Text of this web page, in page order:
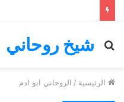
شيخ روحاني
بحث
الرئيسية / الروحاني ابو ادم